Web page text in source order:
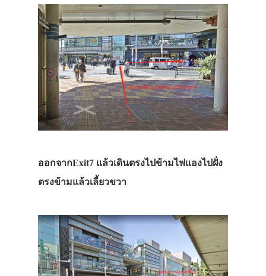
ออกจากExit7 แล้วเดินตรงไปข้ามไฟแองไปฝั่ง
ตรงข้ามแล้วเลี้ยวขวา